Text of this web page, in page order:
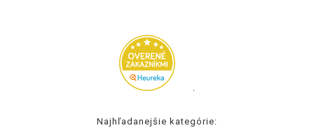
.
Najhľadanejšie kategórie: